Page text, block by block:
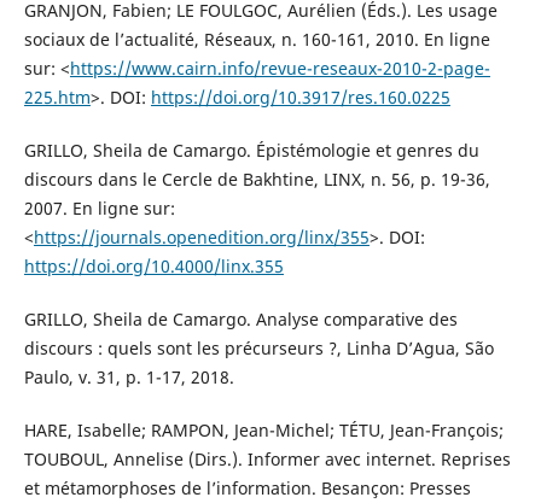
GRANJON, Fabien; LE FOULGOC, Aurélien (Éds.). Les usage
sociaux de l’actualité, Réseaux, n. 160-161, 2010. En ligne
sur: <https://www.cairn.info/revue-reseaux-2010-2-page-
225.htm>. DOI: https://doi.org/10.3917/res.160.0225
GRILLO, Sheila de Camargo. Épistémologie et genres du
discours dans le Cercle de Bakhtine, LINX, n. 56, p. 19-36,
2007. En ligne sur:
<https://journals.openedition.org/linx/355>. DOI:
https://doi.org/10.4000/linx.355
GRILLO, Sheila de Camargo. Analyse comparative des
discours : quels sont les précurseurs ?, Linha D’Agua, São
Paulo, v. 31, p. 1-17, 2018.
HARE, Isabelle; RAMPON, Jean-Michel; TÉTU, Jean-François;
TOUBOUL, Annelise (Dirs.). Informer avec internet. Reprises
et métamorphoses de l’information. Besançon: Presses